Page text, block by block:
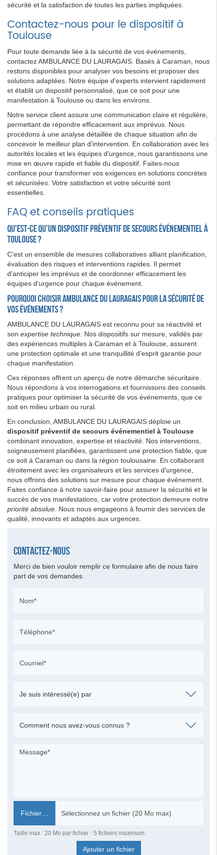
sécurité et la satisfaction de toutes les parties impliquées.
Contactez-nous pour le dispositif à
Toulouse
Pour toute demande liée à la sécurité de vos événements,
contactez AMBULANCE DU LAURAGAIS. Basés à Caraman, nous
restons disponibles pour analyser vos besoins et proposer des
solutions adaptées. Notre équipe d'experts intervient rapidement
et établit un dispositif personnalisé, que ce soit pour une
manifestation à Toulouse ou dans les environs.
Notre service client assure une communication claire et régulière,
permettant de répondre efficacement aux imprévus. Nous
procédons à une analyse détaillée de chaque situation afin de
concevoir le meilleur plan d'intervention. En collaboration avec les
autorités locales et les équipes d'urgence, nous garantissons une
mise en œuvre rapide et fiable du dispositif. Faites-nous
confiance pour transformer vos exigences en solutions concrètes
et sécurisées . Votre satisfaction et votre sécurité sont
essentielles.
FAQ et conseils pratiques
Qu'est-ce qu'un dispositif préventif de secours événementiel à
Toulouse ?
C'est un ensemble de mesures collaboratives alliant planification,
évaluation des risques et interventions rapides. Il permet
d'anticiper les imprévus et de coordonner efficacement les
équipes d'urgence pour chaque événement.
Pourquoi choisir AMBULANCE DU LAURAGAIS pour la sécurité de
vos événements ?
AMBULANCE DU LAURAGAIS est reconnu pour sa réactivité et
son expertise technique . Nos dispositifs sur mesure, validés par
des expériences multiples à Caraman et à Toulouse, assurent
une protection optimale et une tranquillité d'esprit garantie pour
chaque manifestation.
Ces réponses offrent un aperçu de notre démarche sécuritaire.
Nous répondons à vos interrogations et fournissons des conseils
pratiques pour optimiser la sécurité de vos événements, que ce
soit en milieu urbain ou rural.
En conclusion, AMBULANCE DU LAURAGAIS déploie un
dispositif préventif de secours événementiel à Toulouse
combinant innovation, expertise et réactivité. Nos interventions,
soigneusement planifiées, garantissent une protection fiable, que
ce soit à Caraman ou dans la région toulousaine. En collaborant
étroitement avec les organisateurs et les services d'urgence,
nous offrons des solutions sur mesure pour chaque événement.
Faites confiance à notre savoir-faire pour assurer la sécurité et le
succès de vos manifestations, car votre protection demeure notre
priorité absolue . Nous nous engageons à fournir des services de
qualité, innovants et adaptés aux urgences.
Contactez-nous
Merci de bien vouloir remplir ce formulaire afin de nous faire
part de vos demandes.
Fichier…
Taille max : 20 Mo par fichier · 5 fichiers maximum.
Ajouter un fichier